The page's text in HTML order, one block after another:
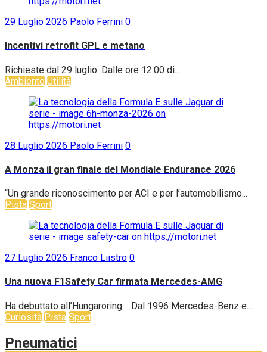
29 Luglio 2026 Paolo Ferrini 0
Incentivi retrofit GPL e metano
Richieste dal 29 luglio. Dalle ore 12.00 di...
Ambiente Utilità
28 Luglio 2026 Paolo Ferrini 0
A Monza il gran finale del Mondiale Endurance 2026
“Un grande riconoscimento per ACI e per l’automobilismo...
Pista Sport
27 Luglio 2026 Franco Liistro 0
Una nuova F1Safety Car firmata Mercedes-AMG
Ha debuttato all’Hungaroring. Dal 1996 Mercedes-Benz e...
Curiosità Pista Sport
Pneumatici